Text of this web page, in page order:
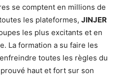
se comptent en millions de
les plateformes, JINJER
les plus excitants et en
La formation a su faire les
toutes les règles du
prouvé haut et fort sur son